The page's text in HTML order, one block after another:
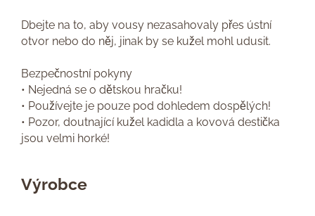
Dbejte na to, aby vousy nezasahovaly přes ústní
otvor nebo do něj, jinak by se kužel mohl udusit.
Bezpečnostní pokyny
• Nejedná se o dětskou hračku!
• Používejte je pouze pod dohledem dospělých!
• Pozor, doutnající kužel kadidla a kovová destička
jsou velmi horké!
Výrobce